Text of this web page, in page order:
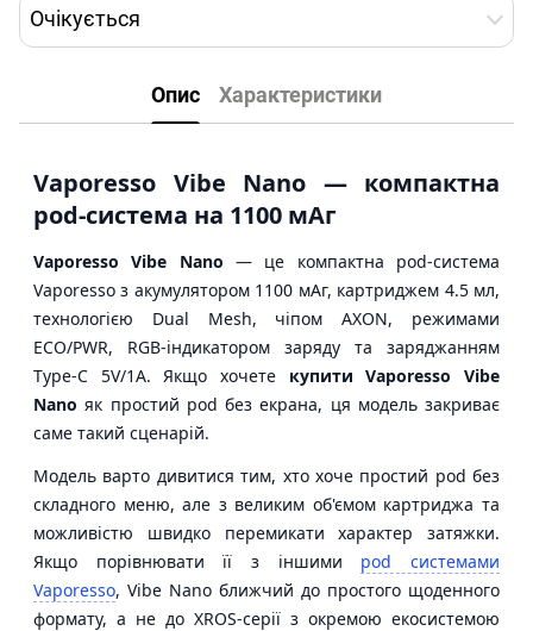
Очікується
Опис Характеристики
Vaporesso Vibe Nano — компактна
pod-система на 1100 мАг
Vaporesso Vibe Nano — це компактна pod-система
Vaporesso з акумулятором 1100 мАг, картриджем 4.5 мл,
технологією Dual Mesh, чіпом AXON, режимами
ECO/PWR, RGB-індикатором заряду та заряджанням
Type-C 5V/1A. Якщо хочете купити Vaporesso Vibe
Nano як простий pod без екрана, ця модель закриває
саме такий сценарій.
Модель варто дивитися тим, хто хоче простий pod без
складного меню, але з великим об'ємом картриджа та
можливістю швидко перемикати характер затяжки.
Якщо порівнювати її з іншими pod системами
Vaporesso, Vibe Nano ближчий до простого щоденного
формату, а не до XROS-серії з окремою екосистемою